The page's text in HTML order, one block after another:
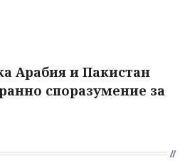
Арабия и Пакистан
споразумение за